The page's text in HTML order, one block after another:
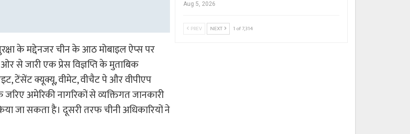
सुरक्षा के मद्देनजर चीन के आठ मोबाइल ऐप्स पर
से जारी एक प्रेस विज्ञप्ति के मुताबिक
टेंसेंट क्यूक्यू, वीमेट, वीचैट पे और वीपीएप
अमेरिकी नागरिकों से व्यक्तिगत जानकारी
जा सकता है। दूसरी तरफ चीनी अधिकारियों ने
Aug 5, 2026
PREV NEXT 1 of 7,314